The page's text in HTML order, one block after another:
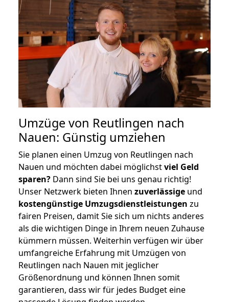
Umzüge von Reutlingen nach
Nauen: Günstig umziehen
Sie planen einen Umzug von Reutlingen nach
Nauen und möchten dabei möglichstviel Geld
sparen? Dann sind Sie bei uns genau richtig!
Unser Netzwerk bieten Ihnen zuverlässige und
kostengünstige Umzugsdienstleistungen zu
fairen Preisen, damit Sie sich um nichts anderes
als die wichtigen Dinge in Ihrem neuen Zuhause
kümmern müssen. Weiterhin verfügen wir über
umfangreiche Erfahrung mit Umzügen von
Reutlingen nach Nauen mit jeglicher
Größenordnung und können Ihnen somit
garantieren, dass wir für jedes Budget eine